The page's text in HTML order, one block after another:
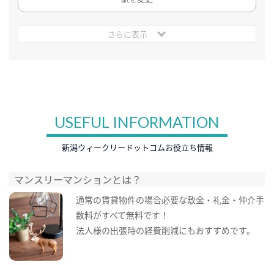
さらに表示
USEFUL INFORMATION
新潟ウィークリードットコムお役立ち情報
マンスリーマンションとは？
通常の賃貸物件の場合必要な敷金・礼金・仲介手
数料がすべて無料です！
法人様の出張時の経費削減にもおすすめです。